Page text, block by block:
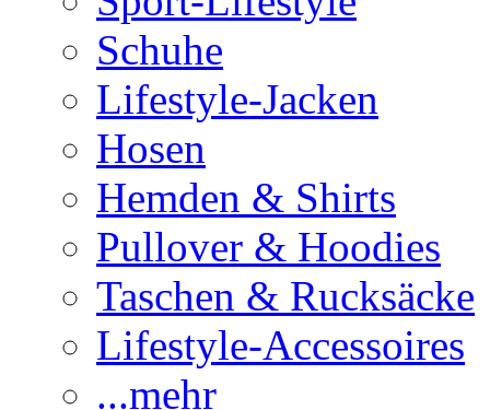
Schuhe
Lifestyle-Jacken
Hosen
Hemden & Shirts
Pullover & Hoodies
Taschen & Rucksäcke
Lifestyle-Accessoires
...mehr